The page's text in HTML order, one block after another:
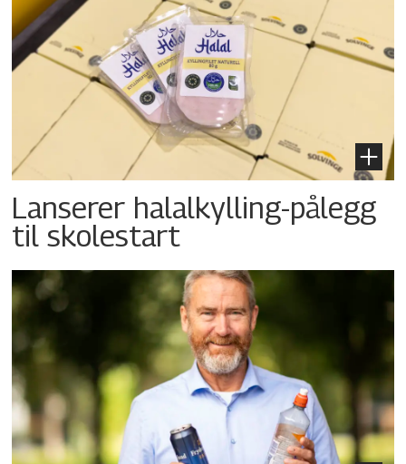
Lanserer halalkylling-­pålegg
til skolestart